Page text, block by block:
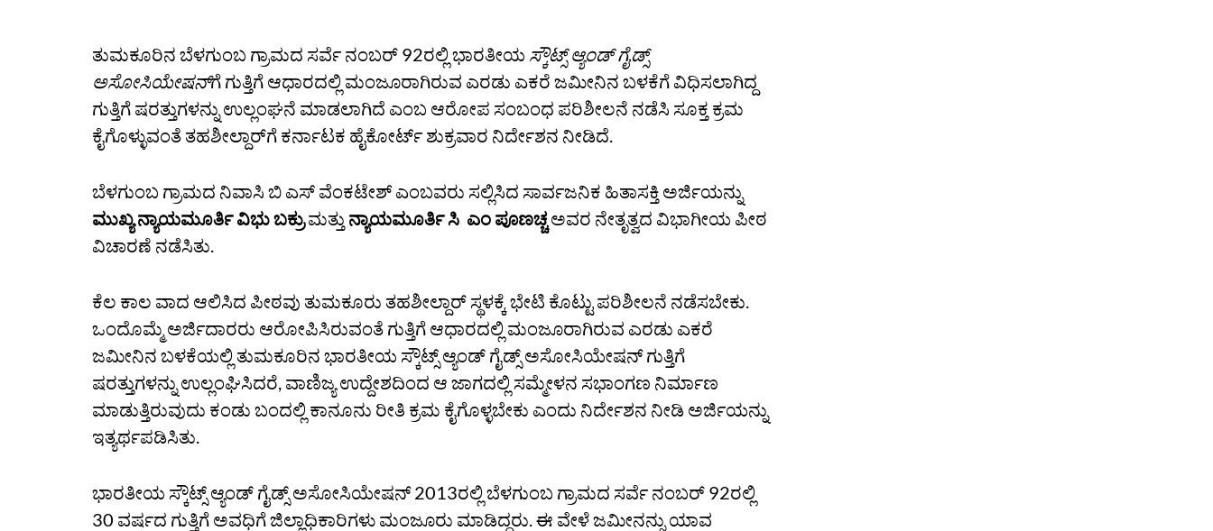
ತುಮಕೂರಿನ ಬೆಳಗುಂಬ ಗ್ರಾಮದ ಸರ್ವೆ ನಂಬರ್ 92ರಲ್ಲಿ ಭಾರತೀಯ ಸ್ಕೌಟ್ಸ್ ಆ್ಯಂಡ್ ಗೈಡ್ಸ್
ಅಸೋಸಿಯೇಷನ್‌ಗೆ ಗುತ್ತಿಗೆ ಆಧಾರದಲ್ಲಿ ಮಂಜೂರಾಗಿರುವ ಎರಡು ಎಕರೆ ಜಮೀನಿನ ಬಳಕೆಗೆ ವಿಧಿಸಲಾಗಿದ್ದ
ಗುತ್ತಿಗೆ ಷರತ್ತುಗಳನ್ನು ಉಲ್ಲಂಘನೆ ಮಾಡಲಾಗಿದೆ ಎಂಬ ಆರೋಪ ಸಂಬಂಧ ಪರಿಶೀಲನೆ ನಡೆಸಿ ಸೂಕ್ತ ಕ್ರಮ
ಕೈಗೊಳ್ಳುವಂತೆ ತಹಶೀಲ್ದಾರ್‌ಗೆ ಕರ್ನಾಟಕ ಹೈಕೋರ್ಟ್ ಶುಕ್ರವಾರ ನಿರ್ದೇಶನ ನೀಡಿದೆ.
ಬೆಳಗುಂಬ ಗ್ರಾಮದ ನಿವಾಸಿ ಬಿ ಎಸ್ ವೆಂಕಟೇಶ್ ಎಂಬವರು ಸಲ್ಲಿಸಿದ ಸಾರ್ವಜನಿಕ ಹಿತಾಸಕ್ತಿ ಅರ್ಜಿಯನ್ನು
ಮುಖ್ಯ ನ್ಯಾಯಮೂರ್ತಿ ವಿಭು ಬಕ್ರುಮತ್ತು ನ್ಯಾಯಮೂರ್ತಿ ಸಿ ಎಂ ಪೂಣಚ್ಚ ಅವರ ನೇತೃತ್ವದ ವಿಭಾಗೀಯ ಪೀಠ
ವಿಚಾರಣೆ ನಡೆಸಿತು.
ಕೆಲ ಕಾಲ ವಾದ ಆಲಿಸಿದ ಪೀಠವು ತುಮಕೂರು ತಹಶೀಲ್ದಾರ್ ಸ್ಥಳಕ್ಕೆ ಭೇಟಿ ಕೊಟ್ಟು ಪರಿಶೀಲನೆ ನಡೆಸಬೇಕು.
ಒಂದೊಮ್ಮೆ ಅರ್ಜಿದಾರರು ಆರೋಪಿಸಿರುವಂತೆ ಗುತ್ತಿಗೆ ಆಧಾರದಲ್ಲಿ ಮಂಜೂರಾಗಿರುವ ಎರಡು ಎಕರೆ
ಜಮೀನಿನ ಬಳಕೆಯಲ್ಲಿ ತುಮಕೂರಿನ ಭಾರತೀಯ ಸ್ಕೌಟ್ಸ್ ಆ್ಯಂಡ್ ಗೈಡ್ಸ್ ಅಸೋಸಿಯೇಷನ್ ಗುತ್ತಿಗೆ
ಷರತ್ತುಗಳನ್ನು ಉಲ್ಲಂಘಿಸಿದರೆ, ವಾಣಿಜ್ಯ ಉದ್ದೇಶದಿಂದ ಆ ಜಾಗದಲ್ಲಿ ಸಮ್ಮೇಳನ ಸಭಾಂಗಣ ನಿರ್ಮಾಣ
ಮಾಡುತ್ತಿರುವುದು ಕಂಡು ಬಂದಲ್ಲಿ ಕಾನೂನು ರೀತಿ ಕ್ರಮ ಕೈಗೊಳ್ಳಬೇಕು ಎಂದು ನಿರ್ದೇಶನ ನೀಡಿ ಅರ್ಜಿಯನ್ನು
ಇತ್ಯರ್ಥಪಡಿಸಿತು.
ಭಾರತೀಯ ಸ್ಕೌಟ್ಸ್ ಆ್ಯಂಡ್ ಗೈಡ್ಸ್ ಅಸೋಸಿಯೇಷನ್ 2013ರಲ್ಲಿ ಬೆಳಗುಂಬ ಗ್ರಾಮದ ಸರ್ವೆ ನಂಬರ್ 92ರಲ್ಲಿ
30 ವರ್ಷದ ಗುತ್ತಿಗೆ ಅವಧಿಗೆ ಜಿಲ್ಲಾಧಿಕಾರಿಗಳು ಮಂಜೂರು ಮಾಡಿದ್ದರು. ಈ ವೇಳೆ ಜಮೀನನ್ನು ಯಾವ